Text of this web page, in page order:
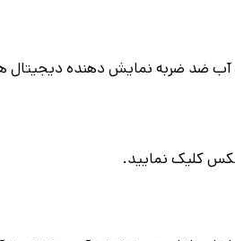
آب ضد ضربه نمایش دهنده دیجیتال
کلیک نمایید.